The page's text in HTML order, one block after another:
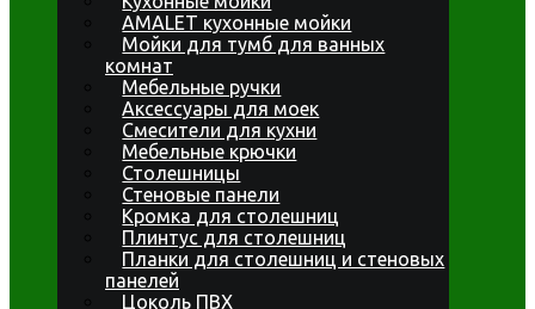
AMALET кухонные мойки
Мойки для тумб для ванных
комнат
Мебельные ручки
Аксессуары для моек
Смесители для кухни
Мебельные крючки
Столешницы
Стеновые панели
Кромка для столешниц
Плинтус для столешниц
Планки для столешниц и стеновых
панелей
Цоколь ПВХ